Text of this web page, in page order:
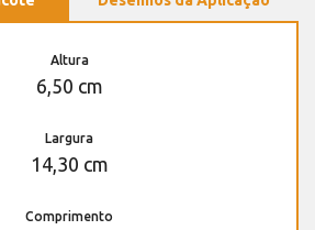
Altura
6,50 cm
Largura
14,30 cm
Comprimento